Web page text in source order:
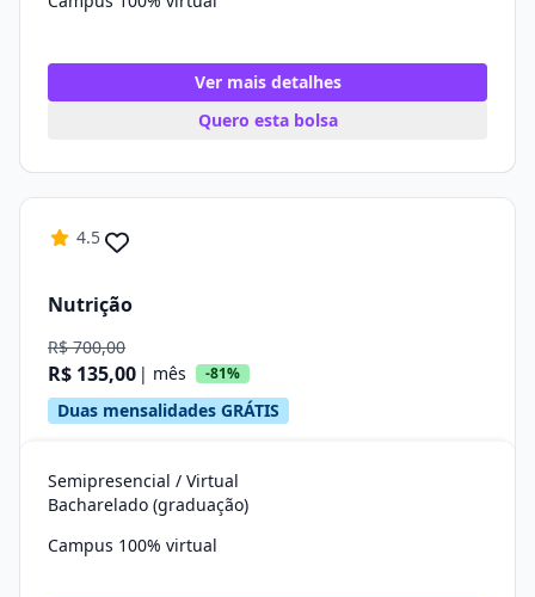
Ver mais detalhes
Quero esta bolsa
4.5
Nutrição
R$ 700,00
R$ 135,00 | mês -81%
Duas mensalidades GRÁTIS
Semipresencial / Virtual
Bacharelado (graduação)
Campus 100% virtual